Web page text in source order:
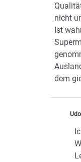
nicht
Ist
dem
Udo